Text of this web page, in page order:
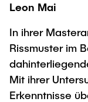
Leon Mai
In ihrer
Rissmuster im
Mit ihrer
Erkenntnisse